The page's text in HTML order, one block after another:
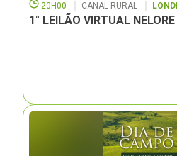
20H00 CANAL RURAL
1° LEILÃO VIRTUAL